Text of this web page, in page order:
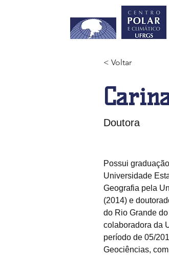
< Voltar
Doutora
Possui
Universidade
Geografia pela
(2014) e
do Rio Grande
colaboradora da
período de 05/
Geociências,